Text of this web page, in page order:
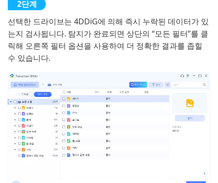
선택한 드라이브는 4DDiG에 의해 즉시 누락된 데이터가 있
는지 검사됩니다. 탐지가 완료되면 상단의 “모든 필터”를 클
릭해 오른쪽 필터 옵션을 사용하여 더 정확한 결과를 좁힐
수 있습니다.